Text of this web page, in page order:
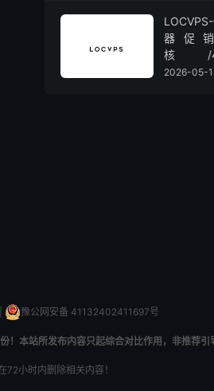
器促
核/
量/
2026-05-
豫公网安备 41132402411697号
！本站所发布内容只起综合对比作用，非推荐引
小时内删除相关内容！